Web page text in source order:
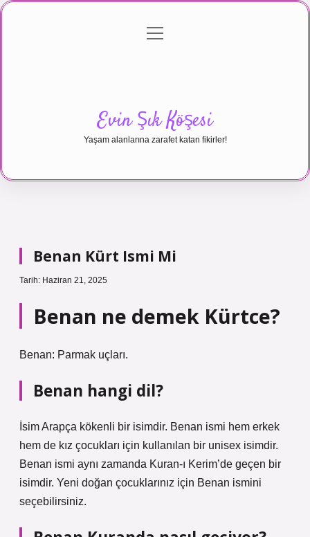
Gizlilik Politikası
menüyü
Evin Şık Köşesi
Yaşam alanlarına zarafet katan fikirler!
Benan Kürt Ismi Mi
Tarih: Haziran 21, 2025
Benan ne demek Kürtce?
Benan: Parmak uçları.
Benan hangi dil?
İsim Arapça kökenli bir isimdir. Benan ismi hem erkek
hem de kız çocukları için kullanılan bir unisex isimdir.
Benan ismi aynı zamanda Kuran-ı Kerim’de geçen bir
isimdir. Yeni doğan çocuklarınız için Benan ismini
seçebilirsiniz.